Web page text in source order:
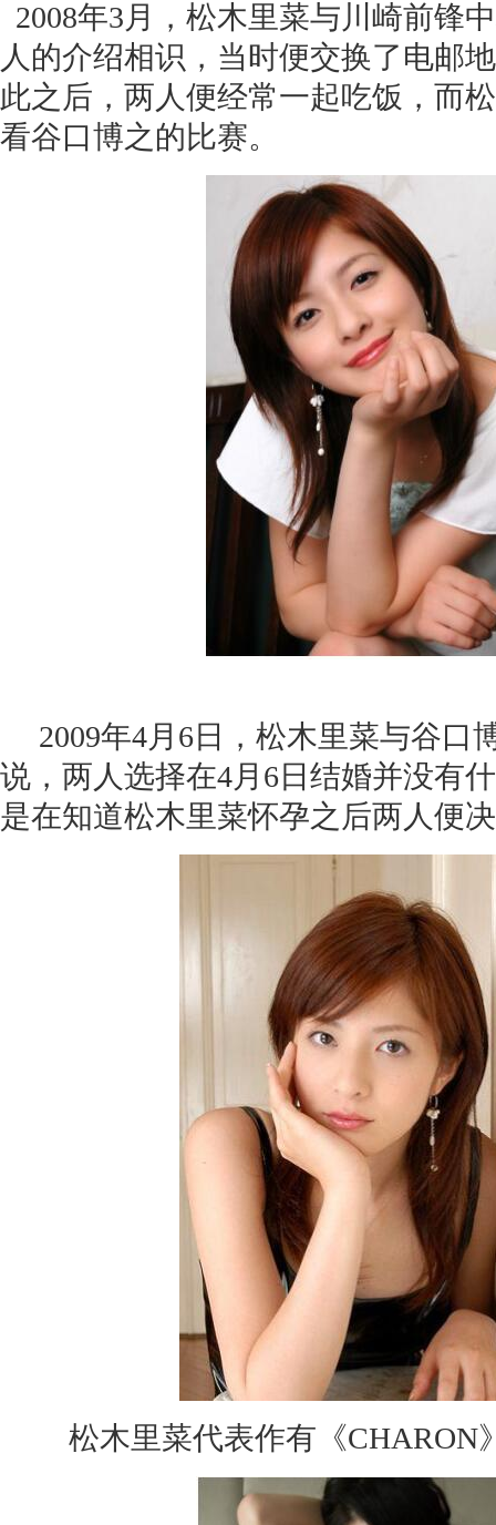
2008年3月，松木里菜与川崎前锋
人的介绍相识，当时便交换了电邮
此之后，两人便经常一起吃饭，而
看谷口博之的比赛。
2009年4月6日，松木里菜与谷口
说，两人选择在4月6日结婚并没有
是在知道松木里菜怀孕之后两人便
松木里菜代表作有《CHARON